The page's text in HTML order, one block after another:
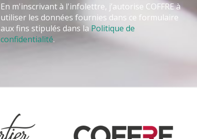
En m'inscrivant à l'infolettre, j’autorise COFFRE à
utiliser les données fournies dans ce formulaire
aux fins stipulés dans la Politique de
confidentialité.